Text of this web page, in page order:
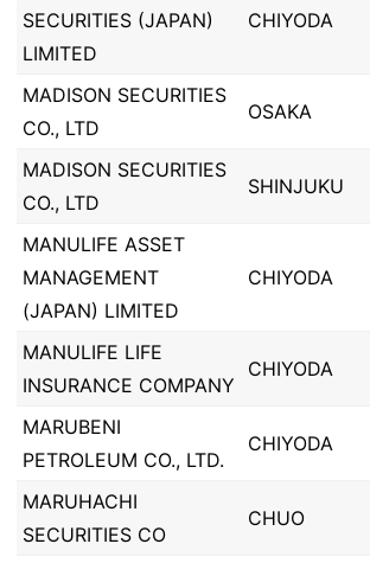
SECURITIES (JAPAN)
LIMITED
CHIYODA
MADISON SECURITIES
CO., LTD
OSAKA
MADISON SECURITIES
CO., LTD
SHINJUKU
MANULIFE ASSET
MANAGEMENT
(JAPAN) LIMITED
CHIYODA
MANULIFE LIFE
INSURANCE COMPANY
CHIYODA
MARUBENI
PETROLEUM CO., LTD.
CHIYODA
MARUHACHI
SECURITIES CO
CHUO